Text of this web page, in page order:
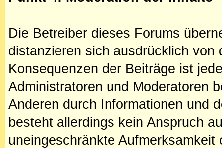
Die Betreiber dieses Forums
distanzieren sich ausdrücklich
Konsequenzen der Beiträge ist
Administratoren und Moderatoren
Anderen durch Informationen und
besteht allerdings kein Anspruch
uneingeschränkte